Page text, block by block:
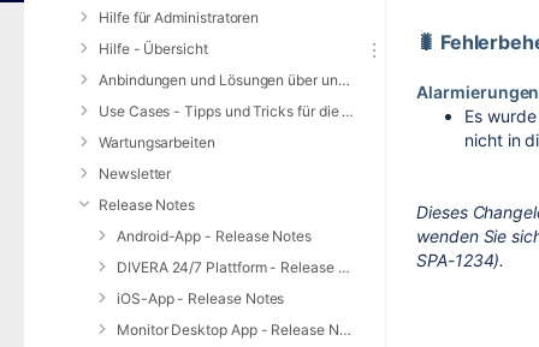
Hilfe für Administratoren
Hilfe - Übersicht
Anbindungen und Lösungen über unsere Web-Schnittstelle (REST-API)
Use Cases - Tipps und Tricks für die Anwendung von DIVERA 24/7
Wartungsarbeiten
Newsletter
Release Notes
Android-App - Release Notes
DIVERA 24/7 Plattform - Release Notes
iOS-App - Release Notes
Monitor Desktop App - Release Notes
🐛
Es
nicht in
Dieses
wenden Sie
SPA-1234).